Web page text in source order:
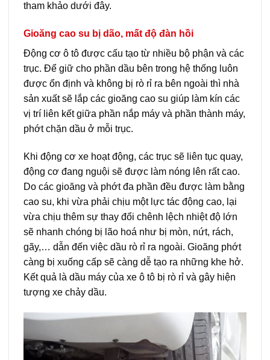
tham khảo dưới đây.
Gioăng cao su bị dão, mất độ đàn hồi
Động cơ ô tô được cấu tạo từ nhiều bộ phận và các
trục. Để giữ cho phần dầu bên trong hệ thống luôn
được ổn định và không bị rò rỉ ra bên ngoài thì nhà
sản xuất sẽ lắp các gioăng cao su giúp làm kín các
vị trí liên kết giữa phần nắp máy và phần thành máy,
phớt chặn dầu ở mỗi trục.
Khi động cơ xe hoạt động, các trục sẽ liên tục quay,
động cơ đang nguội sẽ được làm nóng lên rất cao.
Do các gioăng và phớt đa phần đều được làm bằng
cao su, khi vừa phải chịu một lực tác động cao, lại
vừa chịu thêm sự thay đổi chênh lệch nhiệt độ lớn
sẽ nhanh chóng bị lão hoá như bị mòn, nứt, rách,
gãy,… dẫn đến việc dầu rò rỉ ra ngoài. Gioăng phớt
càng bị xuống cấp sẽ càng dễ tạo ra những khe hở.
Kết quả là dầu máy của xe ô tô bị rò rỉ và gây hiện
tượng xe chảy dầu.